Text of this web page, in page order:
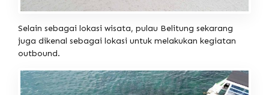
Selain sebagai lokasi wisata, pulau Belitung sekarang
juga dikenal sebagai lokasi untuk melakukan kegiatan
outbound.